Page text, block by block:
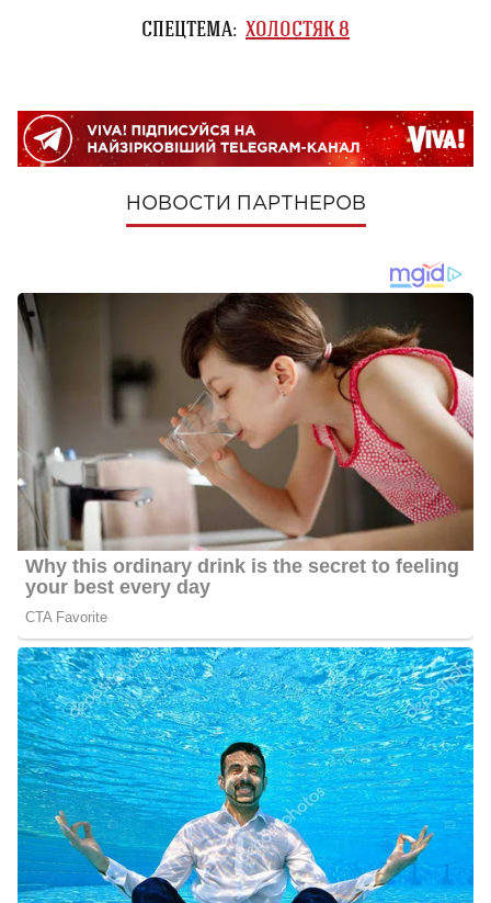
СПЕЦТЕМА: ХОЛОСТЯК 8
НОВОСТИ ПАРТНЕРОВ